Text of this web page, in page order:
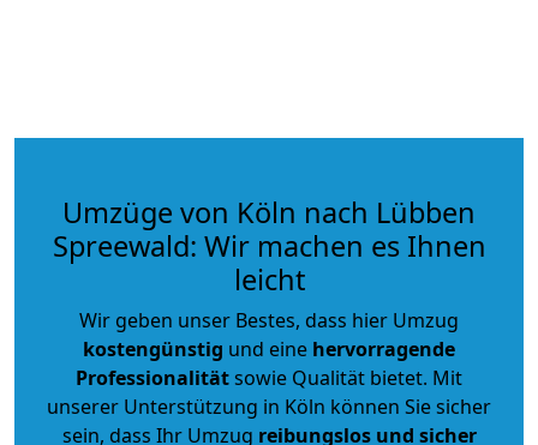
Umzüge von Köln nach Lübben
Spreewald: Wir machen es Ihnen
leicht
Wir geben unser Bestes, dass hier Umzug
kostengünstig und eine hervorragende
Professionalitätsowie Qualität bietet. Mit
unserer Unterstützung in Köln können Sie sicher
sein, dass Ihr Umzug reibungslos und sicher